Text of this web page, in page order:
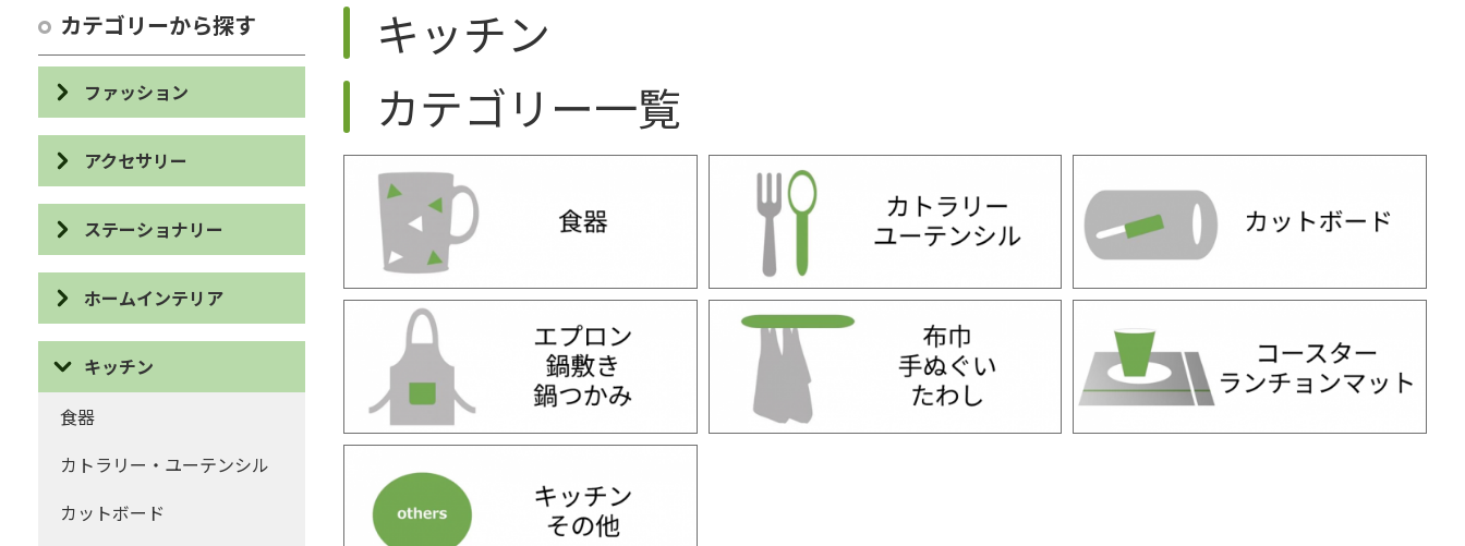
カテゴリーから探す
ファッション
バッグ
ポーチ・巾着
コインケース・がま口
ハンカチ・ティッシュケース
ファッションその他
アクセサリー
ピアス
イヤリング
ネックレス
ブローチ
ブレスレット・リング
チャーム
ステーショナリー
IDケース・パスケース
カードケース
眼鏡ケース
ブックカバー・しおり
デスクアイテム
カード・ポストカード・祝儀
ホームインテリア
スリッパ・バブーシュ
布ぞうり
ボックス
キッチン
食器
カトラリー・ユーテンシル
カットボード
キッチン
カテゴリー一覧